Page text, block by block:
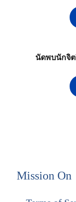
นัดพบนักจิ
Mission On